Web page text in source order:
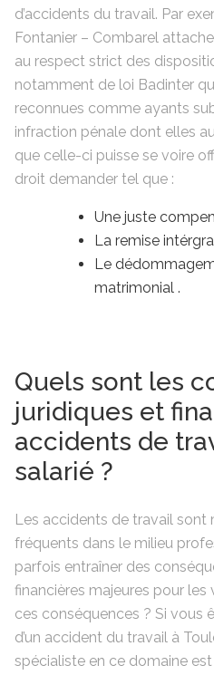
d’accidents du travail. Par
Fontanier – Combarel
au respect strict des
notamment de loi Badinter
reconnues comme ayants
infraction pénale dont elles
que celle-ci puisse se voire
droit demander tel que :
Une juste
La remise
Le
matrimonial .
Quels sont les
juridiques et
accidents de
salarié ?
Les accidents de travail sont
fréquents dans le milieu
parfois entraîner des
financières majeures pour
ces conséquences ? Si vous
d’un accident du travail à
spécialiste en ce domaine